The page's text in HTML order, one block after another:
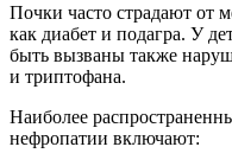
Почки часто страдают от
как диабет и подагра. У
быть вызваны также
и триптофана.
Наиболее
нефропатии включают: